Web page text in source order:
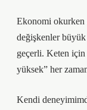
Ekonomi okurken
değişkenler
geçerli. Keten için
yüksek” her
Kendi